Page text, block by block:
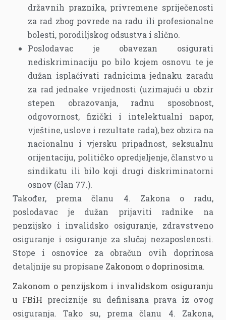
državnih praznika, privremene spriječenosti
za rad zbog povrede na radu ili profesionalne
bolesti, porodiljskog odsustva i slično.
Poslodavac je obavezan osigurati
nediskriminaciju po bilo kojem osnovu te je
dužan isplaćivati radnicima jednaku zaradu
za rad jednake vrijednosti (uzimajući u obzir
stepen obrazovanja, radnu sposobnost,
odgovornost, fizički i intelektualni napor,
vještine, uslove i rezultate rada), bez obzira na
nacionalnu i vjersku pripadnost, seksualnu
orijentaciju, političko opredjeljenje, članstvo u
sindikatu ili bilo koji drugi diskriminatorni
osnov (član 77.).
Također, prema članu 4. Zakona o radu,
poslodavac je dužan prijaviti radnike na
penzijsko i invalidsko osiguranje, zdravstveno
osiguranje i osiguranje za slučaj nezaposlenosti.
Stope i osnovice za obračun ovih doprinosa
detaljnije su propisane Zakonom o doprinosima.
Zakonom o penzijskom i invalidskom osiguranju
u FBiH preciznije su definisana prava iz ovog
osiguranja. Tako su, prema članu 4. Zakona,